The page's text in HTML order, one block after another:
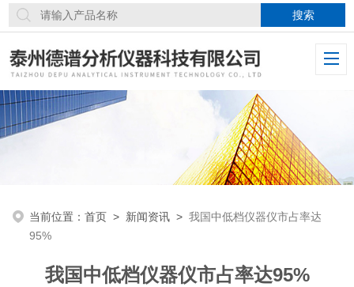
当前位置：首页 > 新闻资讯 >我国中低档仪器仪市占率达
95%
我国中低档仪器仪市占率达95%